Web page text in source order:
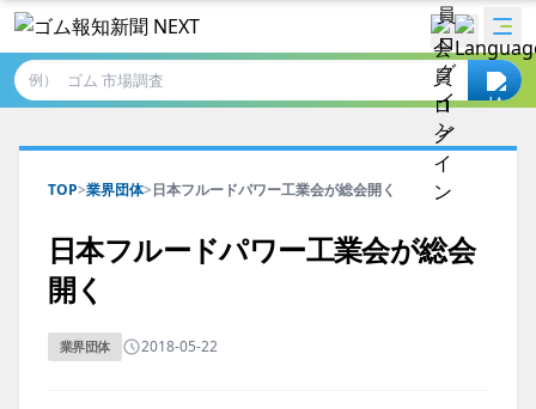
例）
TOP>業界団体>日本フルードパワー工業会が総会開く
日本フルードパワー工業会が総会
開く
業界団体 2018-05-22